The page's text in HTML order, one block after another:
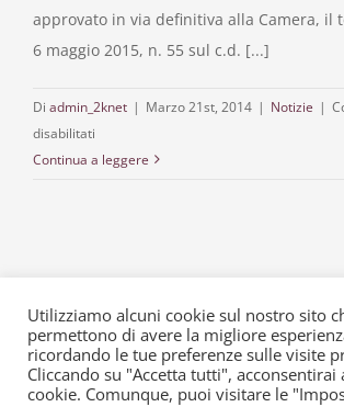
approvato in via definitiva alla Camera, il
6 maggio 2015, n. 55 sul c.d. [...]
Di admin_2knet | Marzo 21st, 2014 | Notizie |
disabilitati
DIVORZIO
UFFICIALE.
ECCO
LE
NOVITÀ.
Continua a leggere
© Copyright 2015 -2026 | Alessio • Silvesti &
02032940039 | web designer Andrea
2000net| copyright|Privacy &
Utilizziamo alcuni cookie sul nostro sito
permettono di avere la migliore
ricordando le tue preferenze sulle visite
Cliccando su "Accetta tutti", acconsentirai
cookie. Comunque, puoi visitare le